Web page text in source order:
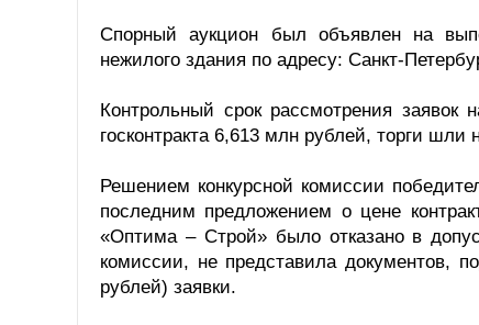
Спорный аукцион был объявлен на
нежилого здания по адресу: Санкт-
Контрольный срок рассмотрения
госконтракта 6,613 млн рублей, торги шли
Решением конкурсной комиссии
последним предложением о цене
«Оптима – Строй» было отказано в
комиссии, не представила документов,
рублей) заявки.